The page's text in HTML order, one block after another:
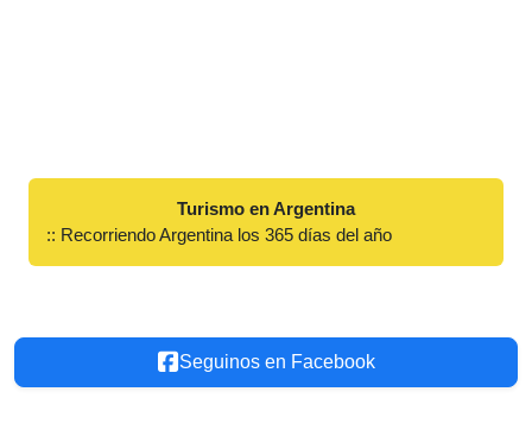
Turismo en Argentina
:: Recorriendo Argentina los 365 días del año
Seguinos en Facebook